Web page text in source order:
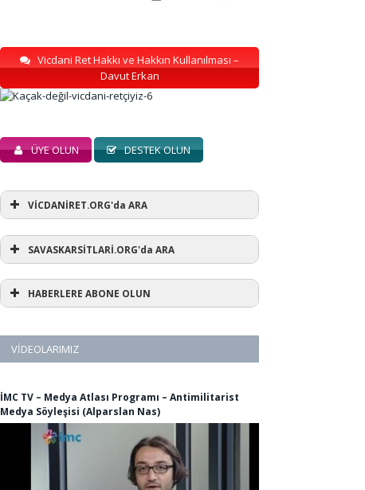
Vicdani Ret Hakkı ve Hakkın Kullanılması –
Davut Erkan
ÜYE OLUN DESTEK OLUN
VİCDANİRET.ORG'da ARA
SAVASKARSİTLARİ.ORG'da ARA
HABERLERE ABONE OLUN
VIDEOLARIMIZ
İMC TV – Medya Atlası Programı – Antimilitarist
Medya Söyleşisi (Alparslan Nas)